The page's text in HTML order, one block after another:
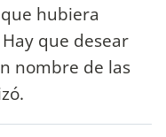
hubiera
que desear
nombre de las